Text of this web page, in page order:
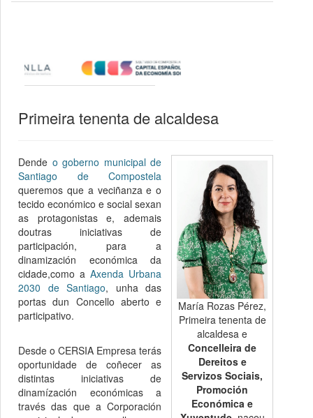
Primeira tenenta de alcaldesa
María Rozas Pérez,
Primeira tenenta de
alcaldesa e
Concelleira de
Dereitos e
Servizos Sociais,
Promoción
Económica e
Dende o goberno municipal de
Santiago de Compostela
queremos que a veciñanza e o
tecido económico e social sexan
as protagonistas e, ademais
doutras iniciativas de
participación, para a
dinamización económica da
cidade,como aAxenda Urbana
2030 de Santiago, unha das
portas dun Concello aberto e
participativo.
Desde o CERSIA Empresa terás
oportunidade de coñecer as
distintas iniciativas de
dinamízación económicas a
través das que a Corporación